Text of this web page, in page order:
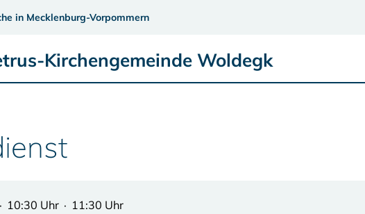
in Mecklenburg-Vorpommern
Kirchengemeinde Woldegk
10:30 Uhr · 11:30 Uhr